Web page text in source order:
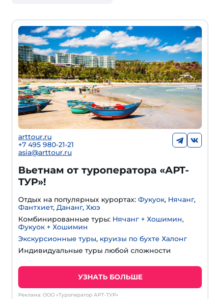
arttour.ru
+7 495 980-21-21
asia@arttour.ru
Вьетнам от туроператора «АРТ-
ТУР»!
Отдых на популярных курортах: Фукуок, Нячанг,
Фантхиет, Дананг, Хюэ
Комбинированные туры: Нячанг + Хошимин,
Фукуок + Хошимин
Экскурсионные туры, круизы по бухте Халонг
Индивидуальные туры любой сложности
УЗНАТЬ БОЛЬШЕ
Реклама: ООО «Туроператор АРТ-ТУР»